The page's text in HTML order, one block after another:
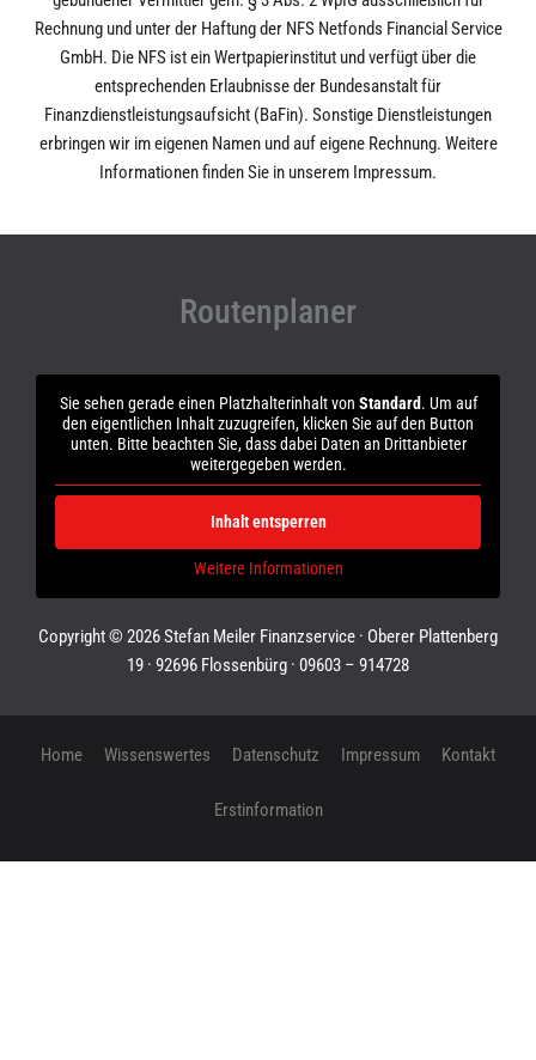
Rechnung und unter der Haftung der NFS Netfonds Financial Service
GmbH. Die NFS ist ein Wertpapierinstitut und verfügt über die
entsprechenden Erlaubnisse der Bundesanstalt für
Finanzdienstleistungsaufsicht (BaFin). Sonstige Dienstleistungen
erbringen wir im eigenen Namen und auf eigene Rechnung. Weitere
Informationen finden Sie in unserem Impressum.
Routenplaner
Sie sehen gerade einen Platzhalterinhalt von Standard. Um auf
den eigentlichen Inhalt zuzugreifen, klicken Sie auf den Button
unten. Bitte beachten Sie, dass dabei Daten an Drittanbieter
weitergegeben werden.
Inhalt entsperren
Weitere Informationen
Copyright © 2026 Stefan Meiler Finanzservice · Oberer Plattenberg
19 · 92696 Flossenbürg · 09603 – 914728
Home Wissenswertes Datenschutz Impressum Kontakt
Erstinformation